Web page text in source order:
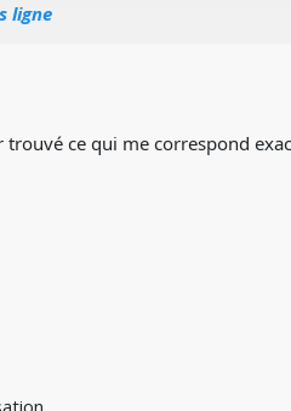
ligne
ce qui me correspond